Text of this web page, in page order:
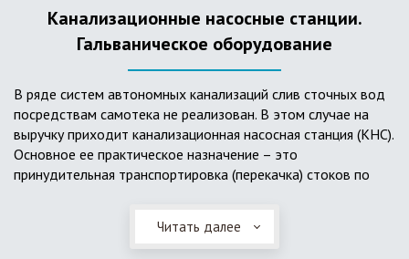
подвержены промерзанию. Оптимальный вариант
установки железобетонных кессонов – это заниженный
уровень грунтовых вод (УГВ) на участке, а кессон,
выполненный из пластика, может служить на территории с
высоким УГВ.
Очищенная вода без перебоев – незабвенная мечта
каждого владельца загородного дома. Чтобы выполнить
установку кессонов, погребов и колодцев, вам непременно
следует воспользоваться услугами специалистов нашей
компании. Мы максимально оперативно и качественно
проведем весь комплекс изыскательских мероприятий,
выполним необходимые расчеты и проектирование,
Канализационные насосные станции.
Гальваническое оборудование
В ряде систем автономных канализаций слив сточных вод
посредствам самотека не реализован. В этом случае на
выручку приходит канализационная насосная станция (КНС).
Основное ее практическое назначение – это
принудительная транспортировка (перекачка) стоков по
Такая станция может позиционироваться как в подвальном
помещении дома, так и функционировать в условиях
Читать далее